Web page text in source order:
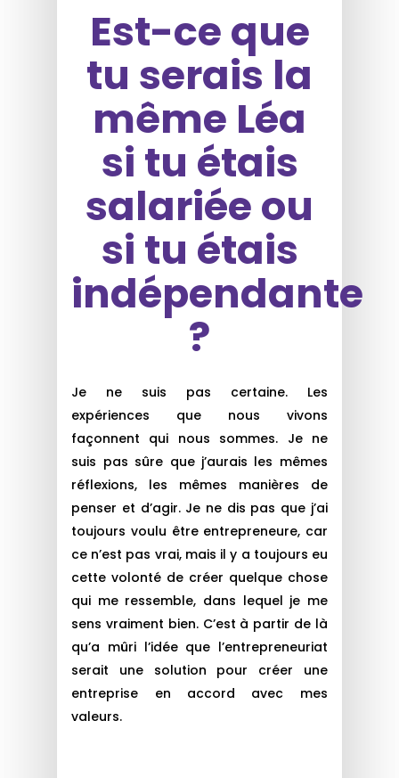
Est-ce que
tu serais la
même Léa
si tu étais
salariée ou
si tu étais
indépendante
?
Je ne suis pas certaine. Les
expériences que nous vivons
façonnent qui nous sommes. Je ne
suis pas sûre que j’aurais les mêmes
réflexions, les mêmes manières de
penser et d’agir. Je ne dis pas que j’ai
toujours voulu être entrepreneure, car
ce n’est pas vrai, mais il y a toujours eu
cette volonté de créer quelque chose
qui me ressemble, dans lequel je me
sens vraiment bien. C’est à partir de là
qu’a mûri l’idée que l’entrepreneuriat
serait une solution pour créer une
entreprise en accord avec mes
valeurs.